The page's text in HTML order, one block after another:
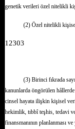
genetik verileri özel nitelikli
(2) Özel nitelikli
12303
(3) Birinci fıkrada
kanunlarda öngörülen
cinsel hayata ilişkin kişisel
hekimlik, tıbbî teşhis, tedavi
finansmanının planlanması